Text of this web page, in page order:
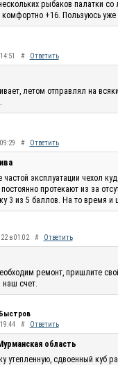
рыбаков палатки
комфортно +16. Пользуюсь
# Ответить
летом отправлял на
# Ответить
частой эксплуатации чехол
протекают из за
3 из 5 баллов. На то время и
в 01:02 # Ответить
ремонт, пришлите
наш счет.
# Ответить
область
утепленную, сдвоенный куб